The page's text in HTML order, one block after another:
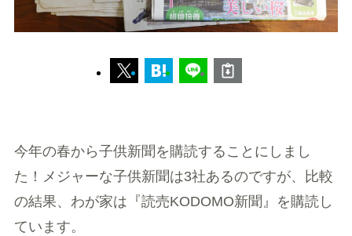
今年の春から子供新聞を購読することにしまし
た！メジャーな子供新聞は3社あるのですが、比較
の結果、わが家は『読売KODOMO新聞』を購読し
ています。